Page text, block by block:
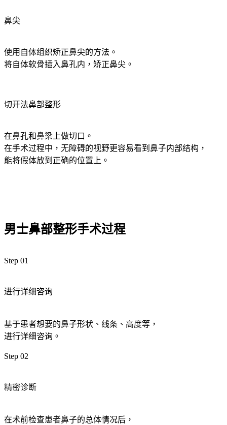
鼻尖
使用自体组织矫正鼻尖的方法。
将自体软骨插入鼻孔内，矫正鼻尖。
切开法鼻部整形
在鼻孔和鼻梁上做切口。
在手术过程中，无障碍的视野更容易看到鼻子内部结构，
能将假体放到正确的位置上。
男士鼻部整形手术过程
Step 01
进行详细咨询
基于患者想要的鼻子形状、线条、高度等，
进行详细咨询。
Step 02
精密诊断
在术前检查患者鼻子的总体情况后，